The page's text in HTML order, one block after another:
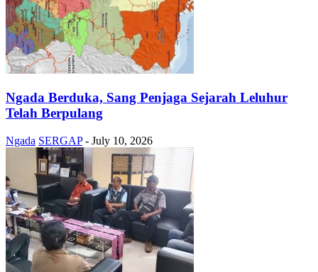
Ngada Berduka, Sang Penjaga Sejarah Leluhur
Telah Berpulang
Ngada SERGAP - July 10, 2026